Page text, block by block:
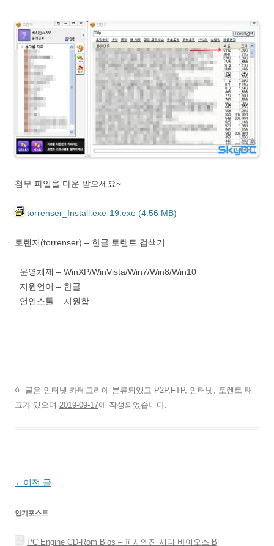
첨부 파일을 다운 받으세요~
torrenser_Install.exe-19.exe (4.56 MB)
토렌저(torrenser) – 한글 토렌트 검색기
운영체제 – WinXP/WinVista/Win7/Win8/Win10
지원언어 – 한글
언인스톨 – 지원함
이 글은 인터넷 카테고리에 분류되었고 P2P,FTP, 인터넷 토렌트 태
그가 있으며 2019-09-17에 작성되었습니다.
글
비
게
←이전 글
인기포스트
PC Engine CD-Rom Bios – 피시엔진 시디 바이오스 Β